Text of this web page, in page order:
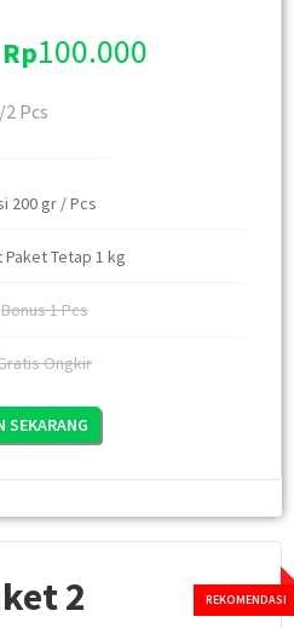
Rp100.000
/2 Pcs
200 gr / Pcs
Paket Tetap 1 kg
Bonus 1 Pcs
Ongkir
SEKARANG
2